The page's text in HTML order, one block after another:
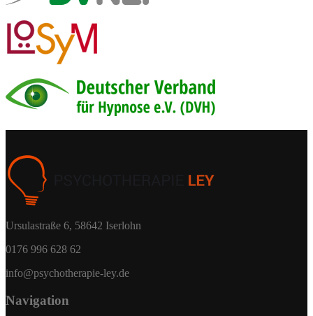
Ursulastraße 6, 58642 Iserlohn
0176 996 628 62
info@psychotherapie-ley.de
Navigation